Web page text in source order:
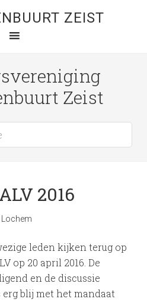
ZEIST
Zeist
2016
Lochem
leden kijken terug op
op 20 april 2016. De
en de discussie
blij met het mandaat